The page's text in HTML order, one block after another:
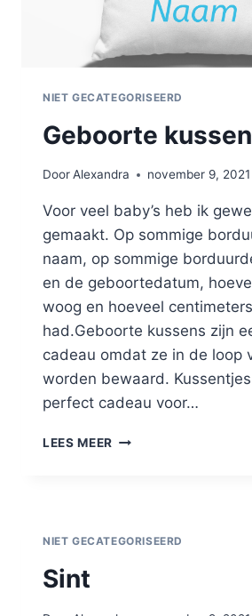
NIET GECATEGORISEERD
Geboorte
DoorAlexandra november 9, 2021
Voor veel baby’s heb ik
gemaakt. Op sommige
naam, op sommige
en de geboortedatum,
woog en hoeveel
had.Geboorte kussens zijn
cadeau omdat ze in de loop
worden bewaard.
perfect cadeau voor…
LEES MEER
NIET GECATEGORISEERD
Sint